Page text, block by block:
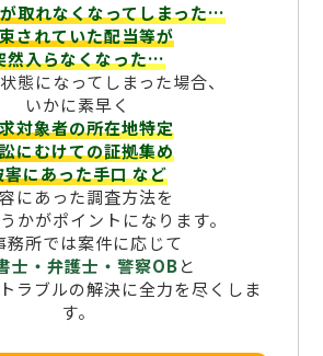
取れなくなってしまった…
されていた配当等が
然入らなくなった…
態になってしまった場合、
いかに素早く
対象者の所在地特定
にむけての証拠集め
害にあった手口など
にあった調査方法を
かがポイントになります。
務所では案件に応じて
士・弁護士・警察OBと
ラブルの解決に全力を尽くしま
す。